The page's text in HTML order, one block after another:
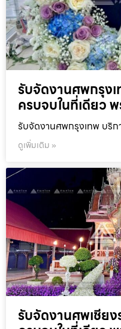
รับจัดงานศพกรุง
ครบจบในที่เดียว
รับจัดงานศพกรุงเทพ บริ
ดูเพิ่มเติม »
รับจัดงานศพเชีย